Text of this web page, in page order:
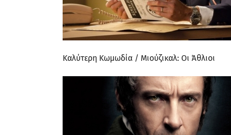
Καλύτερη Κωμωδία / Μιούζικαλ: Οι Άθλιοι